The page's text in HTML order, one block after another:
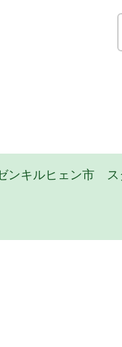
キルヒェン市 ス